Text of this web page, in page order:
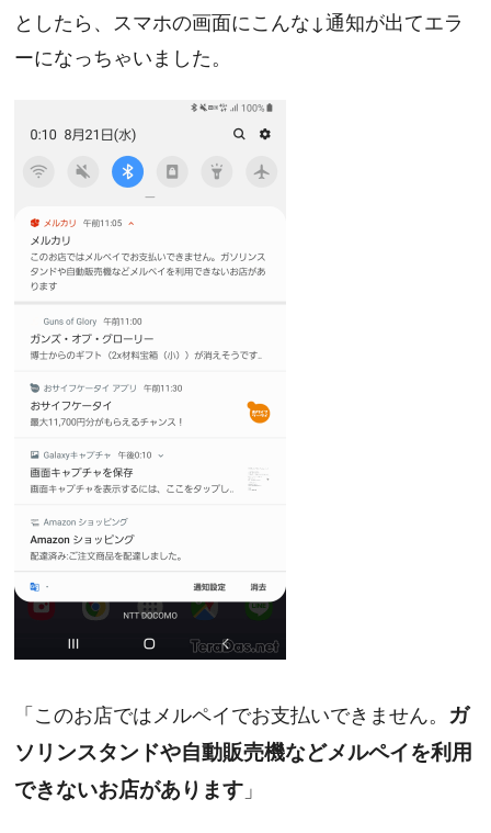
としたら、スマホの画面にこんな↓通知が出てエラ
ーになっちゃいました。
「このお店ではメルペイでお支払いできません。 ガ
ソリンスタンドや自動販売機などメルペイを利用
できないお店があります 」